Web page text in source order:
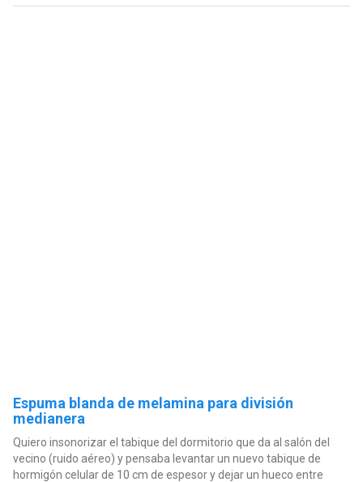
Espuma blanda de melamina para división
medianera
Quiero insonorizar el tabique del dormitorio que da al salón del
vecino (ruido aéreo) y pensaba levantar un nuevo tabique de
hormigón celular de 10 cm de espesor y dejar un hueco entre